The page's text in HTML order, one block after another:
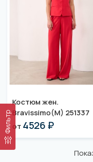
Фильтр
Костюм жен.
Bravissimo(M) 251337
от 4526 ₽